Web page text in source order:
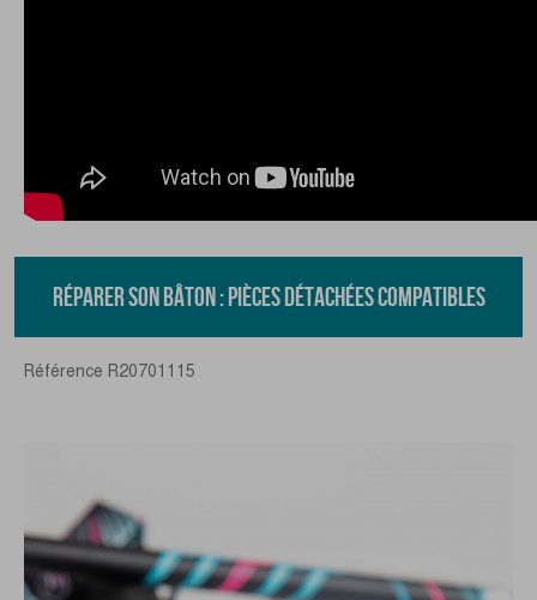
RÉPARER SON BÂTON : PIÈCES DÉTACHÉES COMPATIBLES
Référence R20701115